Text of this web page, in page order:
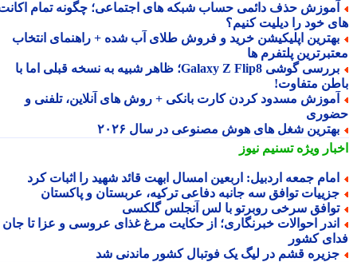
حذف دائمی حساب شبکه های اجتماعی؛ چگونه تمام اکانت
خود را دیلیت کنیم؟
اپلیکیشن خرید و فروش طلای آب شده + راهنمای انتخاب
پلتفرم ها
بررسی گوشی Galaxy Z Flip8؛ ظاهر شبیه به نسخه قبلی اما با
متفاوت!
مسدود کردن کارت بانکی + روش های آنلاین، تلفنی و
شغل های هوش مصنوعی در سال ۲۰۲۶
ویژهتسنیم نیوز
جمعه اردبیل: اربعین امسال ابهت قائد شهید را اثبات کرد
توافق سه جانبه دفاعی ترکیه، عربستان و پاکستان
سرخی روبرتو با لس آنجلس گلکسی
احوالات خبرنگاری؛ از حکایت مرغ غذای عروسی و عزا تا جان
کشور
قشم در لیگ یک فوتبال کشور ماندنی شد